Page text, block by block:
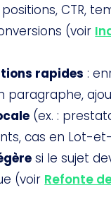
positions, CTR,
(voir
rapides :
paragraphe,
(ex. :
cas en Lot-
si le sujet
(voir Refonte